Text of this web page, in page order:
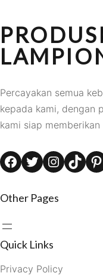
Percayakan semua
kepada kami, dengan
kami siap
Facebook Twitter Instagram TikTok Pinterest
Other Pages
Quick Links
Privacy Policy